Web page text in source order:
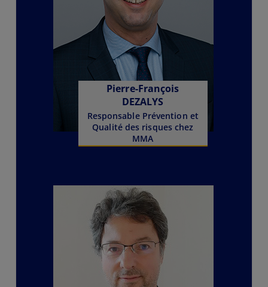
Pierre-François
DEZALYS
Responsable Prévention et
Qualité des risques chez
MMA